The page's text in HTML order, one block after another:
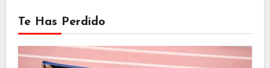
Te Has Perdido